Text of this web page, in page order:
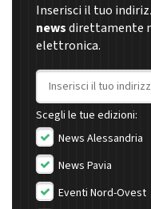
Inserisci il tuo
newsdirettamente
elettronica.
Indirizzo email
Scegli le tue edizioni:
News Alessandria
News Pavia
Eventi Nord-Ovest